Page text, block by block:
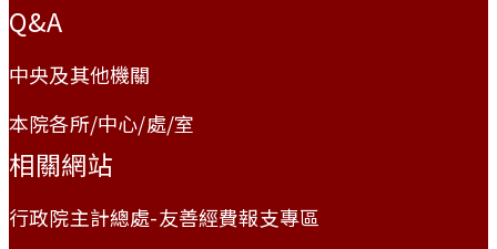
Q&A
中央及其他機關
本院各所/中心/處/室
相關網站
行政院主計總處-友善經費報支專區